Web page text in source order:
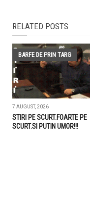
RELATED POSTS
BARFE DE PRIN TARG
7 AUGUST, 2026
STIRI PE SCURT.FOARTE PE
SCURT.SI PUTIN UMOR!!!